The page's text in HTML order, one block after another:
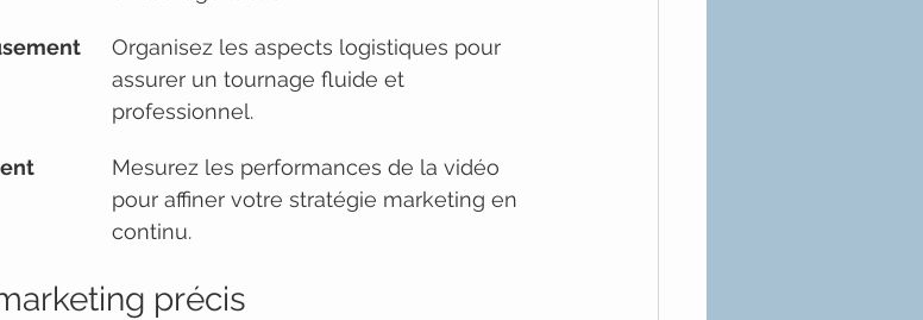
Organisez les aspects logistiques pour
assurer un tournage fluide et
professionnel.
Mesurez les performances de la vidéo
pour affiner votre stratégie marketing en
continu.
précis